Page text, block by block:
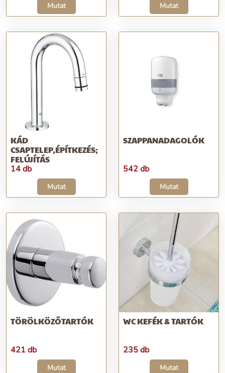
Mutat Mutat
KÁD
CSAPTELEP,ÉPÍTKEZÉS;
FELÚJÍTÁS
14 db
Mutat
SZAPPANADAGOLÓK
542 db
Mutat
TÖRÖLKÖZŐTARTÓK
421 db
Mutat
WC KEFÉK & TARTÓK
235 db
Mutat